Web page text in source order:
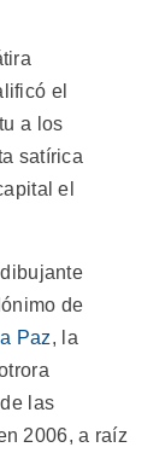
el
a los
satírica
el
de
Paz, la
las
2006, a raíz